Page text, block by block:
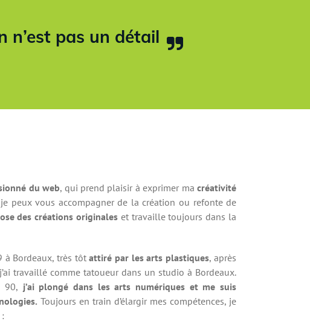
n’est pas un détail
du web, qui prend plaisir à exprimer macréativité
je peux vous accompagner de la création ou refonte de
des créations originaleset travaille toujours dans la
à Bordeaux, très tôtattiré par les arts plastiques, après
travaillé comme tatoueur dans un studio à Bordeaux.
90, j’ai plongé dans les arts numériques et me suis
Toujours en train d’élargir mes compétences, je